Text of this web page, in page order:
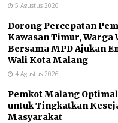
5 Agustus 2026
Dorong Percepatan
Kawasan Timur, Warga
Bersama MPD Ajukan
Wali Kota Malang
4 Agustus 2026
Pemkot Malang
untuk Tingkatkan
Masyarakat